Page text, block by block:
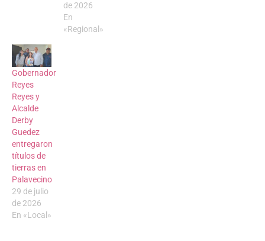
de 2026
En
«Regional»
Gobernador
Reyes
Reyes y
Alcalde
Derby
Guedez
entregaron
títulos de
tierras en
Palavecino
29 de julio
de 2026
En «Local»